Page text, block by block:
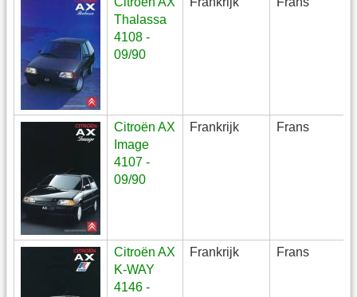
Thalassa
4108 -
09/90
Citroën AX
Image
4107 -
09/90
Frankrijk Frans
Citroën AX
K-WAY
4146 -
Frankrijk Frans